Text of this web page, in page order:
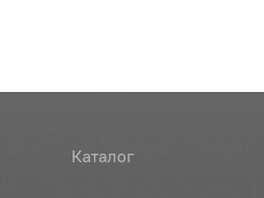
Каталог